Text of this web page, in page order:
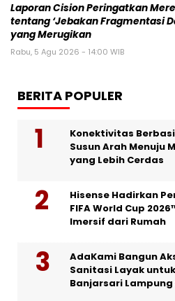
Laporan Cision Peringatkan
tentang ‘Jebakan Fragmentasi
yang Merugikan
Rabu, 5 Agu 2026 - 14:00 WIB
BERITA POPULER
Konektivitas
Susun Arah Menuju
yang Lebih Cerdas
Hisense Hadirkan
FIFA World Cup
Imersif dari Rumah
AdaKami Bangun
Sanitasi Layak
Banjarsari